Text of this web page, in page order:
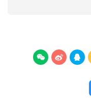
  